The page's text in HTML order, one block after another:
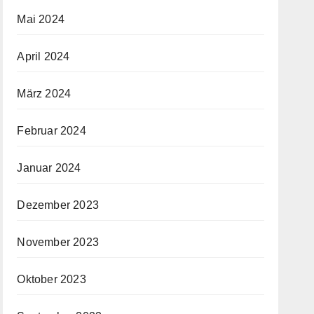
Mai 2024
April 2024
März 2024
Februar 2024
Januar 2024
Dezember 2023
November 2023
Oktober 2023